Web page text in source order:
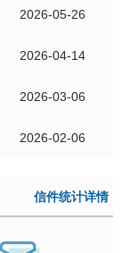
2026-05-26
2026-04-14
2026-03-06
2026-02-06
信件统计详情